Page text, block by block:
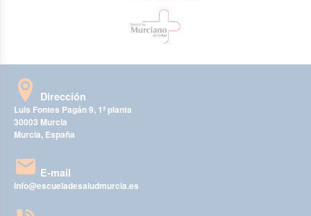
Dirección
Luis Fontes Pagán 9, 1ª planta
30003 Murcia
Murcia, España
E-mail
info@escueladesaludmurcia.es